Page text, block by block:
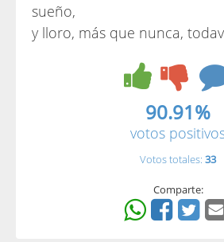
sueño,
y lloro, más que nunca,
90.91%
votos
Votos totales: 33
Comparte: